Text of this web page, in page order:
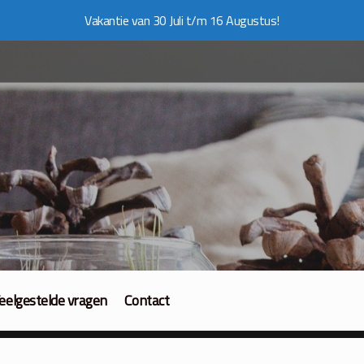
Vakantie van 30 Juli t/m 16 Augustus!
vragen Contact